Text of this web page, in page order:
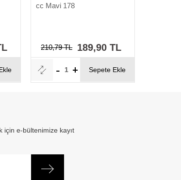
cc Mavi 178
210,79 TL 189,90 TL
Sepete Ekle
için e-bültenimize kayıt